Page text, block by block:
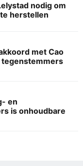
nodig om
herstellen
met Cao
en
is onhoudbare